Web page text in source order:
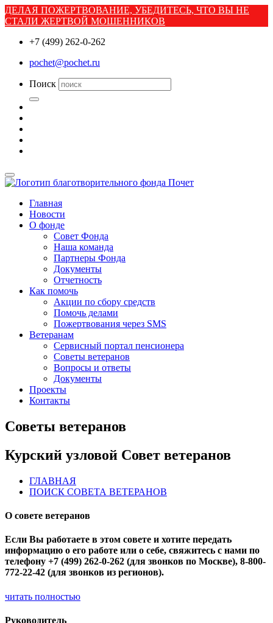
ДЕЛАЯ ПОЖЕРТВОВАНИЕ, УБЕДИТЕСЬ, ЧТО ВЫ НЕ
СТАЛИ ЖЕРТВОЙ МОШЕННИКОВ
+7 (499) 262-0-262
pochet@pochet.ru
Поиск
Главная
Новости
О фонде
Совет Фонда
Наша команда
Партнеры Фонда
Документы
Отчетность
Как помочь
Акции по сбору средств
Помочь делами
Пожертвования через SMS
Ветеранам
Сервисный портал пенсионера
Советы ветеранов
Вопросы и ответы
Документы
Проекты
Контакты
Советы ветеранов
Курский узловой Совет ветеранов
ГЛАВНАЯ
ПОИСК СОВЕТА ВЕТЕРАНОВ
О совете ветеранов
Если Вы работаете в этом совете и хотите передать
информацию о его работе или о себе, свяжитесь с нами по
телефону +7 (499) 262-0-262 (для звонков по Москве), 8-800-
772-22-42 (для звонков из регионов).
читать полностью
Руководитель